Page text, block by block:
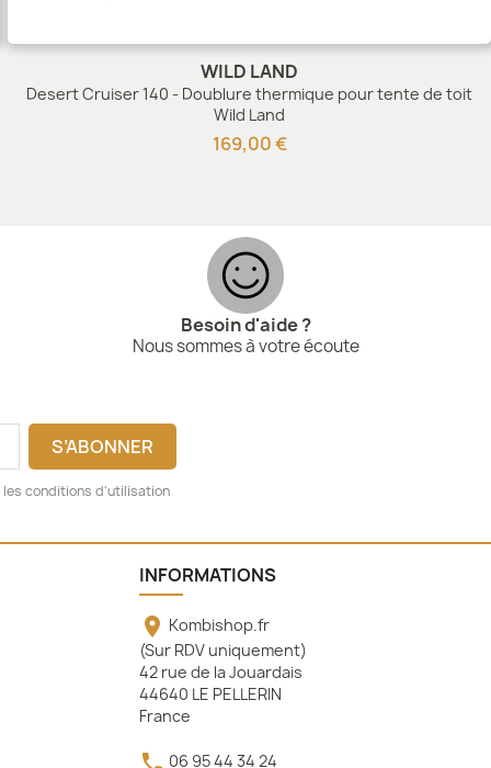
WILD LAND
Desert Cruiser 140 - Doublure thermique pour tente de toit
Wild Land
169,00 €
Besoin d'aide ?
Nous sommes à votre écoute
les conditions d'utilisation
INFORMATIONS
 Kombishop.fr
(Sur RDV uniquement)
42 rue de la Jouardais
44640 LE PELLERIN
France
 06 95 44 34 24